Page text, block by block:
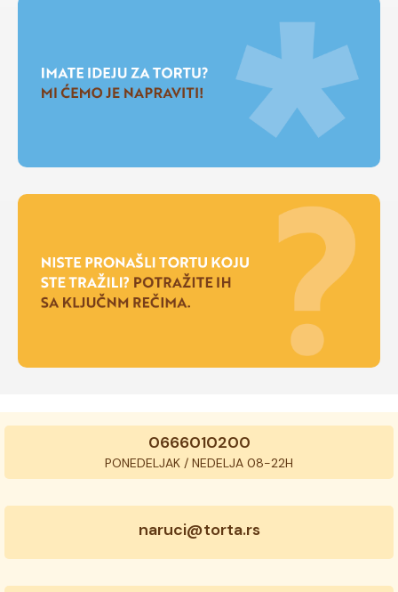
0666010200
PONEDELJAK / NEDELJA 08-22H
naruci@torta.rs